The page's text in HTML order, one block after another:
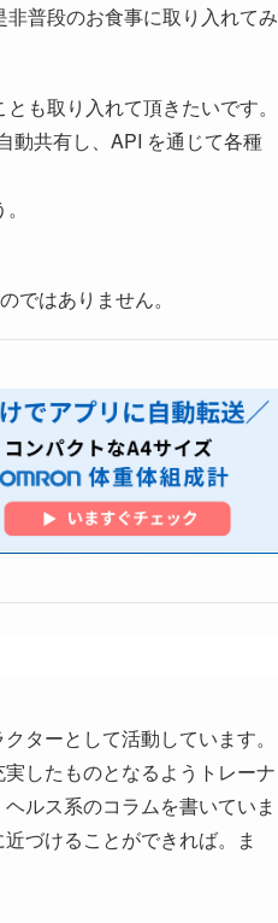
普段のお食事に取り入れてみ
も取り入れて頂きたいです。
動共有し、API を通じて各種
はありません。
ターとして活動しています。
したものとなるようトレーナ
ルス系のコラムを書いていま
づけることができれば。ま